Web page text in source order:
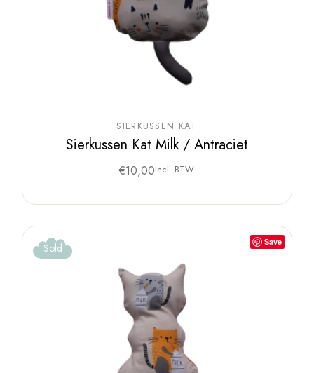
SIERKUSSEN KAT
Sierkussen Kat Milk / Antraciet
€10,00Incl. BTW
Save
Sold